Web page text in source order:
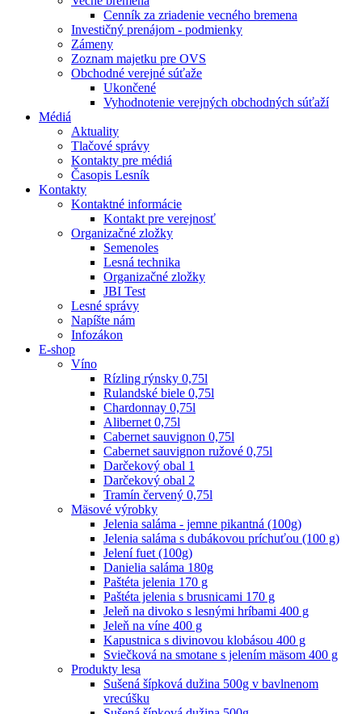
Cenník za zriadenie vecného bremena
Investičný prenájom - podmienky
Zámeny
Zoznam majetku pre OVS
Obchodné verejné súťaže
Ukončené
Vyhodnotenie verejných obchodných súťaží
Médiá
Aktuality
Tlačové správy
Kontakty pre médiá
Časopis Lesník
Kontakty
Kontaktné informácie
Kontakt pre verejnosť
Organizačné zložky
Semenoles
Lesná technika
Organizačné zložky
JBI Test
Lesné správy
Napíšte nám
Infozákon
E-shop
Víno
Rízling rýnsky 0,75l
Rulandské biele 0,75l
Chardonnay 0,75l
Alibernet 0,75l
Cabernet sauvignon 0,75l
Cabernet sauvignon ružové 0,75l
Darčekový obal 1
Darčekový obal 2
Tramín červený 0,75l
Mäsové výrobky
Jelenia saláma - jemne pikantná (100g)
Jelenia saláma s dubákovou príchuťou (100 g)
Jelení fuet (100g)
Danielia saláma 180g
Paštéta jelenia 170 g
Paštéta jelenia s brusnicami 170 g
Jeleň na divoko s lesnými hríbami 400 g
Jeleň na víne 400 g
Kapustnica s divinovou klobásou 400 g
Sviečková na smotane s jelením mäsom 400 g
Produkty lesa
Sušená šípková dužina 500g v bavlnenom
vrecúšku